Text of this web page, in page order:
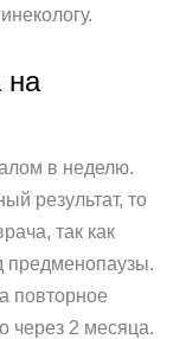
на
в неделю.
результат, то
так как
предменопаузы.
повторное
через 2 месяца.